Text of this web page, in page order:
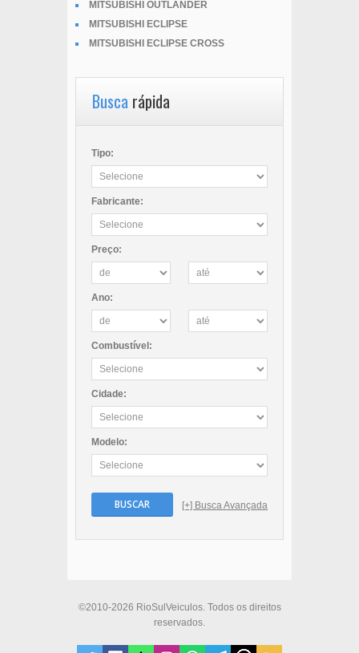
MITSUBISHI OUTLANDER
MITSUBISHI ECLIPSE
MITSUBISHI ECLIPSE CROSS
Busca rápida
Tipo:
Fabricante:
Preço:
Ano:
Combustível:
Cidade:
Modelo:
BUSCAR [+] Busca Avançada
©2010-2026 RioSulVeiculos. Todos os direitos
reservados.